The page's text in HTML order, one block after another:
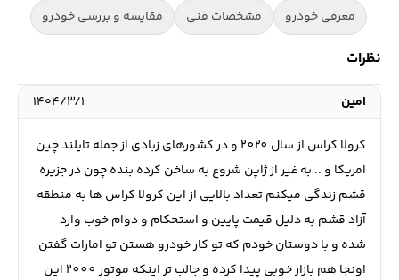
معرفی خودرو مشخصات فنی مقایسه و بررسی خودرو
نظرات
امين ۱۴۰۴/۳/۱
كرولا كراس از سال ٢٠٢٠ و در كشورهاي زبادي از جمله تايلند چين
امريكا و .. به غير از ژاپن شروع به ساخن كرده بنده چون در جزيره
قشم زندگي ميكنم تعداد بالايي از اين كرولا كراس ها به منطقه
آزاد قشم به دليل قيمت پايين و استحكام و دوام خوب وارد
شده و با دوستان خودم كه تو كار خودرو هستن تو امارات گفتن
اونجا هم بازار خوبي پيدا كرده و جالب تر اينكه موتور ٢٠٠٠ اين